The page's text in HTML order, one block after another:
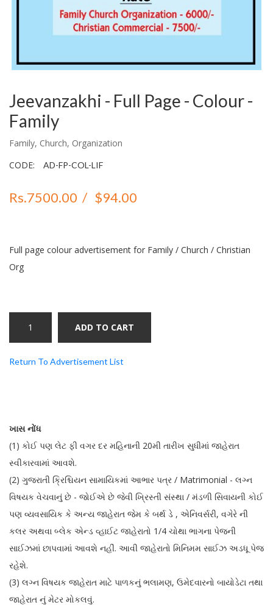
Jeevanzakhi - Full Page - Colour -
Family
Family, Church, Organization
CODE:
AD-FP-COL-LIF
Rs.7500.00 / $94.00
Full page colour advertisement for Family / Church / Christian
Org
ADD TO CART
Return To Advertisement List
ખાસ નોંધ
(1) કોઈ પણ લેટ ફી વગર દર મહિનાની 20મી તારીખ સુધીમાં જાહેરાત
સ્વીકારવામાં આવશે.
(2) ગુજરાતી ક્રિશ્ચિયન સામાયિકમાં આભાર પત્ર / Matrimonial - લગ્ન
વિષયક વેચવાનું છે - જોઈએ છે જેવી ખ્રિસ્તી સંસ્થા / મંડળી સિવાયની કોઈ
પણ વ્યવસાયિક કે અન્ય જાહેરાત જેમ કે બર્થ ડે , એનિવર્સરી, વગેરે ની
કલર અથવા બ્લેક એન્ડ વ્હાઈટ જાહેરાતો 1/4 ચોથા ભાગના પેજની
સાઈઝમાં છાપવામાં આવશે નહીં. આવી જાહેરાતો મિનિમમ સાઈઝ અડધૂ પેજ
રહેશે.
(3) લગ્ન વિષયક જાહેરાત માટે પાળકનું ભલામણ, ઉમેદવારનો બાયોડેટા તથા
જાહેરાત નું મેટર મોકલવું.